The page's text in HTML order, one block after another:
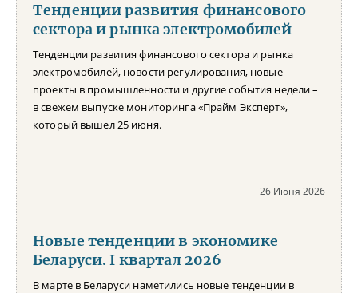
Тенденции развития финансового
сектора и рынка электромобилей
Тенденции развития финансового сектора и рынка
электромобилей, новости регулирования, новые
проекты в промышленности и другие события недели –
в свежем выпуске мониторинга «Прайм Эксперт»,
который вышел 25 июня.
26 Июня 2026
Новые тенденции в экономике
Беларуси. I квартал 2026
В марте в Беларуси наметились новые тенденции в